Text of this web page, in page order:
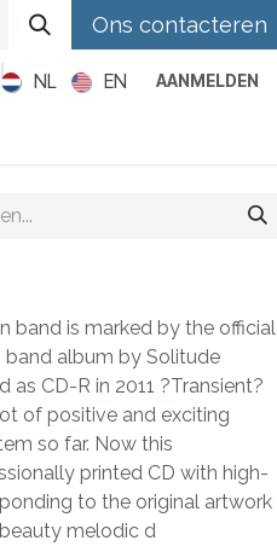
Ons contacteren
NL EN AANMELDEN
band is marked by the official
album by Solitude
CD-R in 2011 ?Transient?
of positive and exciting
so far. Now this
printed CD with high-
to the original artwork
melodic d